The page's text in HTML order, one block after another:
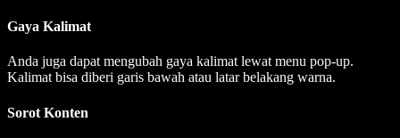
Gaya Kalimat
Anda juga dapat mengubah gaya kalimat lewat menu pop-up.
Kalimat bisa diberi garis bawah atau latar belakang warna.
Sorot Konten